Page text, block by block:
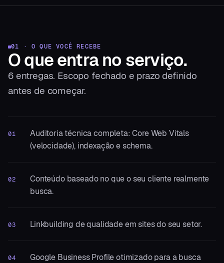
01 · O QUE VOCÊ RECEBE
O que entrano serviço.
6entregas. Escopo fechado e prazo definido
antes de começar.
01
Auditoria técnica completa: Core Web Vitals
(velocidade), indexação e schema.
02
Conteúdo baseado no que o seu cliente realmente
busca.
03 Linkbuilding de qualidade em sites do seu setor.
04
Google Business Profile otimizado para a busca